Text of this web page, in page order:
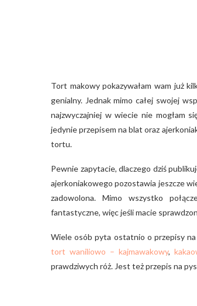
Tort makowy pokazywałam wam już
genialny. Jednak mimo całej swojej
najzwyczajniej w wiecie nie mogłam
jedynie przepisem na blat oraz
tortu.
Pewnie zapytacie, dlaczego dziś
ajerkoniakowego pozostawia jeszcze
zadowolona. Mimo wszystko
fantastyczne, więc jeśli macie
Wiele osób pyta ostatnio o przepisy
tort waniliowo – kajmawakowy,
prawdziwych róż. Jest też przepis na